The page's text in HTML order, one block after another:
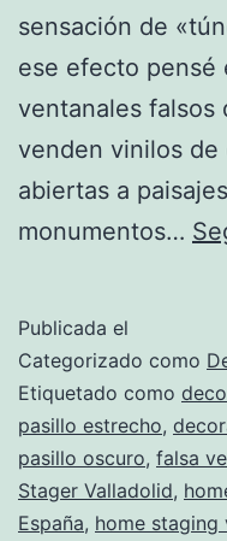
sensación de
ese efecto pensé
ventanales falsos
venden vinilos de
abiertas a
monumentos…
Publicada el
Categorizado como
Etiquetado como
pasillo estrecho,
pasillo oscuro, falsa
Stager Valladolid,
España, home staging